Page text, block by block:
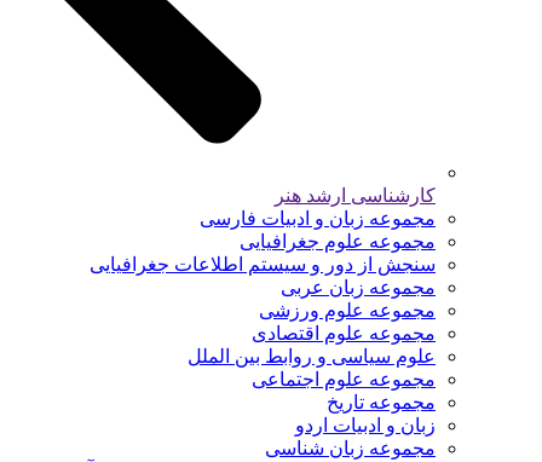
کارشناسی ارشد هنر
مجموعه زبان و ادبیات فارسی
مجموعه علوم جغرافیایی
سنجش از دور و سیستم اطلاعات جغرافیایی
مجموعه زبان عربی
مجموعه علوم ورزشی
مجموعه علوم اقتصادی
علوم سیاسی و روابط بین الملل
مجموعه علوم اجتماعی
مجموعه تاریخ
زبان و ادبیات اردو
مجموعه زبان شناسی